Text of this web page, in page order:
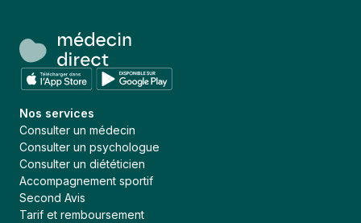
Nos services
Consulter un médecin
Consulter un psychologue
Consulter un diététicien
Accompagnement sportif
Second Avis
Tarif et remboursement